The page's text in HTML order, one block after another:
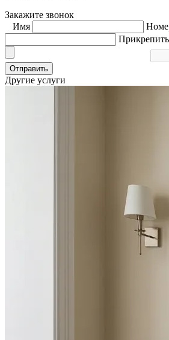
Закажите звонок
Имя
Отправить
Другие услуги